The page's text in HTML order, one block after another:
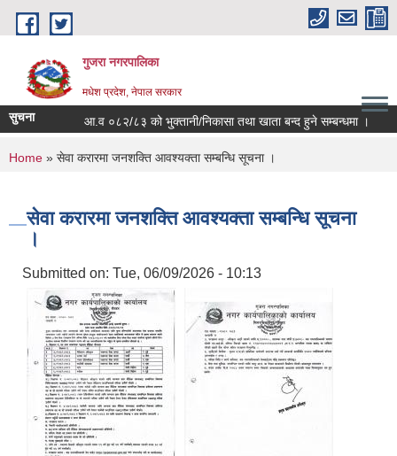
Skip to main content
गुजरा नगरपालिका
मधेश प्रदेश, नेपाल सरकार
सुचना आ.व ०८२/८३ को भु्क्तानी/निकासा तथा खाता बन्द हुने सम्बन्धमा ।
You are here
Home » सेवा करारमा जनशक्ति आवश्यक्ता सम्बन्धि सूचना ।
सेवा करारमा जनशक्ति आवश्यक्ता सम्बन्धि सूचना
।
Submitted on: Tue, 06/09/2026 - 10:13